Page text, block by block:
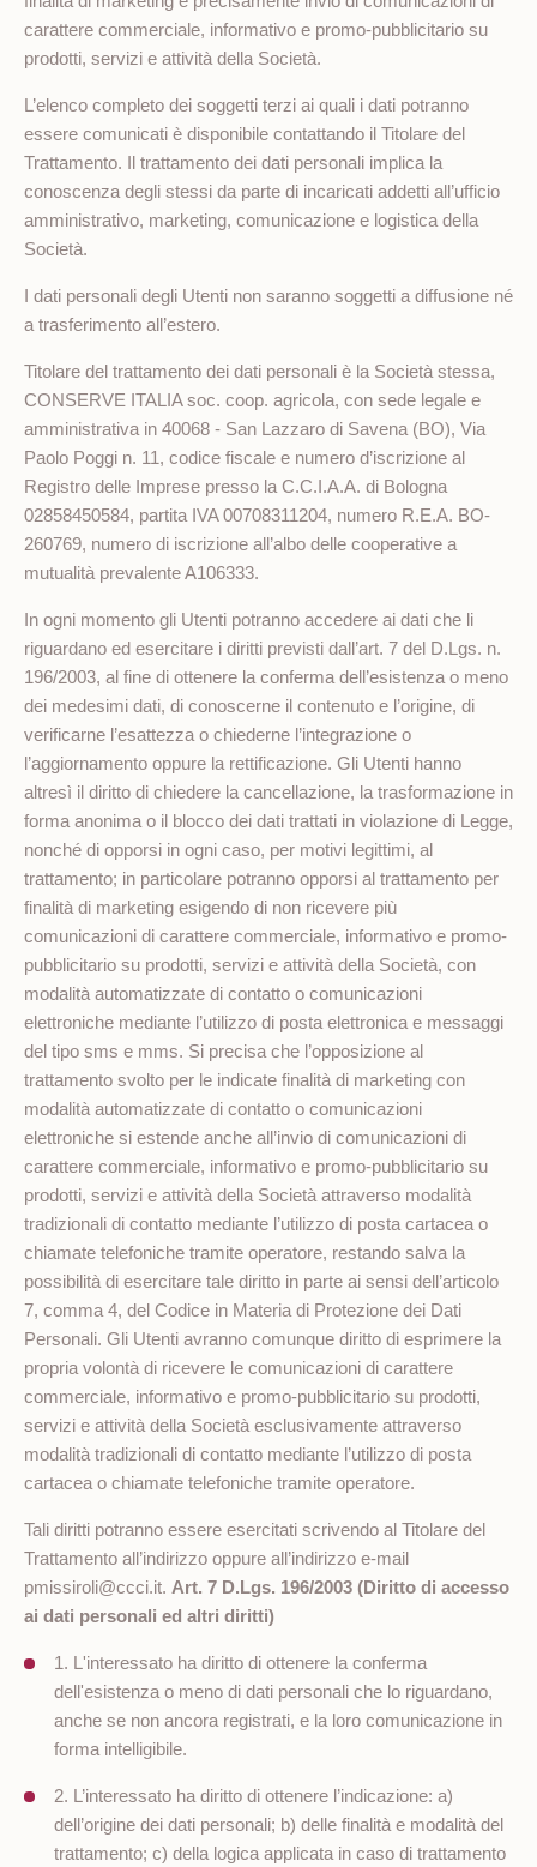
carattere commerciale, informativo e promo-pubblicitario su
prodotti, servizi e attività della Società.
L’elenco completo dei soggetti terzi ai quali i dati potranno
essere comunicati è disponibile contattando il Titolare del
Trattamento. Il trattamento dei dati personali implica la
conoscenza degli stessi da parte di incaricati addetti all’ufficio
amministrativo, marketing, comunicazione e logistica della
Società.
I dati personali degli Utenti non saranno soggetti a diffusione né
a trasferimento all’estero.
Titolare del trattamento dei dati personali è la Società stessa,
CONSERVE ITALIA soc. coop. agricola, con sede legale e
amministrativa in 40068 - San Lazzaro di Savena (BO), Via
Paolo Poggi n. 11, codice fiscale e numero d’iscrizione al
Registro delle Imprese presso la C.C.I.A.A. di Bologna
02858450584, partita IVA 00708311204, numero R.E.A. BO-
260769, numero di iscrizione all’albo delle cooperative a
mutualità prevalente A106333.
In ogni momento gli Utenti potranno accedere ai dati che li
riguardano ed esercitare i diritti previsti dall’art. 7 del D.Lgs. n.
196/2003, al fine di ottenere la conferma dell’esistenza o meno
dei medesimi dati, di conoscerne il contenuto e l’origine, di
verificarne l’esattezza o chiederne l’integrazione o
l’aggiornamento oppure la rettificazione. Gli Utenti hanno
altresì il diritto di chiedere la cancellazione, la trasformazione in
forma anonima o il blocco dei dati trattati in violazione di Legge,
nonché di opporsi in ogni caso, per motivi legittimi, al
trattamento; in particolare potranno opporsi al trattamento per
finalità di marketing esigendo di non ricevere più
comunicazioni di carattere commerciale, informativo e promo-
pubblicitario su prodotti, servizi e attività della Società, con
modalità automatizzate di contatto o comunicazioni
elettroniche mediante l’utilizzo di posta elettronica e messaggi
del tipo sms e mms. Si precisa che l’opposizione al
trattamento svolto per le indicate finalità di marketing con
modalità automatizzate di contatto o comunicazioni
elettroniche si estende anche all’invio di comunicazioni di
carattere commerciale, informativo e promo-pubblicitario su
prodotti, servizi e attività della Società attraverso modalità
tradizionali di contatto mediante l’utilizzo di posta cartacea o
chiamate telefoniche tramite operatore, restando salva la
possibilità di esercitare tale diritto in parte ai sensi dell’articolo
7, comma 4, del Codice in Materia di Protezione dei Dati
Personali. Gli Utenti avranno comunque diritto di esprimere la
propria volontà di ricevere le comunicazioni di carattere
commerciale, informativo e promo-pubblicitario su prodotti,
servizi e attività della Società esclusivamente attraverso
modalità tradizionali di contatto mediante l’utilizzo di posta
cartacea o chiamate telefoniche tramite operatore.
Tali diritti potranno essere esercitati scrivendo al Titolare del
Trattamento all’indirizzo oppure all’indirizzo e-mail
pmissiroli@ccci.it. Art. 7 D.Lgs. 196/2003 (Diritto di accesso
ai dati personali ed altri diritti)
1. L'interessato ha diritto di ottenere la conferma
dell'esistenza o meno di dati personali che lo riguardano,
anche se non ancora registrati, e la loro comunicazione in
forma intelligibile.
2. L’interessato ha diritto di ottenere l’indicazione: a)
dell’origine dei dati personali; b) delle finalità e modalità del
trattamento; c) della logica applicata in caso di trattamento